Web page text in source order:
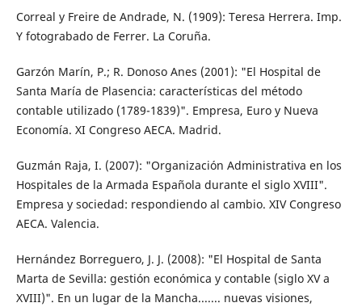
Correal y Freire de Andrade, N. (1909): Teresa Herrera. Imp.
Y fotograbado de Ferrer. La Coruña.
Garzón Marín, P.; R. Donoso Anes (2001): "El Hospital de
Santa María de Plasencia: características del método
contable utilizado (1789-1839)". Empresa, Euro y Nueva
Economía. XI Congreso AECA. Madrid.
Guzmán Raja, I. (2007): "Organización Administrativa en los
Hospitales de la Armada Española durante el siglo XVIII".
Empresa y sociedad: respondiendo al cambio. XIV Congreso
AECA. Valencia.
Hernández Borreguero, J. J. (2008): "El Hospital de Santa
Marta de Sevilla: gestión económica y contable (siglo XV a
XVIII)". En un lugar de la Mancha....... nuevas visiones,